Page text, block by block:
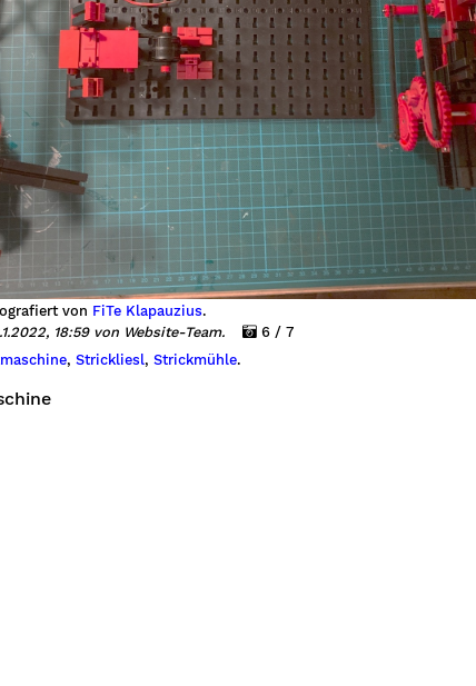
von FiTe Klapauzius.
18:59 von Website-Team.
6 / 7
, Strickliesl, Strickmühle.